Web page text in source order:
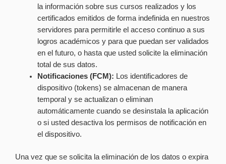
la información sobre sus cursos realizados y los
certificados emitidos de forma indefinida en nuestros
servidores para permitirle el acceso continuo a sus
logros académicos y para que puedan ser validados
en el futuro, o hasta que usted solicite la eliminación
total de sus datos.
Notificaciones (FCM): Los identificadores de
dispositivo (tokens) se almacenan de manera
temporal y se actualizan o eliminan
automáticamente cuando se desinstala la aplicación
o si usted desactiva los permisos de notificación en
el dispositivo.
Una vez que se solicita la eliminación de los datos o expira